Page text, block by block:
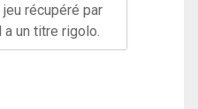
récupéré par
un titre rigolo.